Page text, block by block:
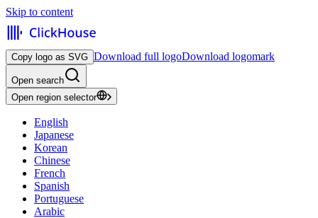
Skip to content
Copy logo as SVG Download full logoDownload logomark
Open search
Open region selector
English
Japanese
Korean
Chinese
French
Spanish
Portuguese
Arabic